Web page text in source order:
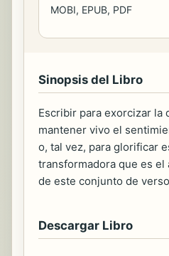
MOBI, EPUB, PDF
Sinopsis del Libro
Escribir para exorcizar la
mantener vivo el
o, tal vez, para glorificar
transformadora que es
de este conjunto de
Descargar Libro